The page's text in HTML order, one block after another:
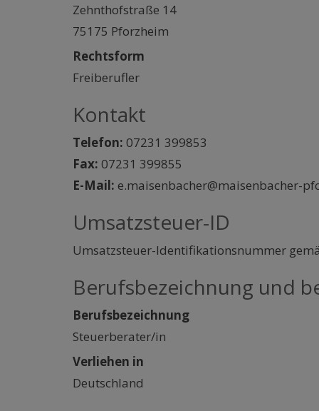
Zehnthofstraße 14
75175 Pforzheim
Rechtsform
Freiberufler
Kontakt
Telefon: 07231 399853
Fax: 07231 399855
E-Mail: e.maisenbacher@maisenbacher-
Umsatzsteuer-ID
Umsatzsteuer-Identifikationsnummer
Berufsbezeichnung und
Berufsbezeichnung
Steuerberater/in
Verliehen in
Deutschland